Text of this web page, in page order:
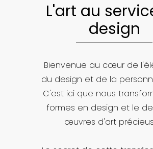
L'art au
design
Bienvenue au cœur de
du design et de la
C'est ici que nous
formes en design et le
œuvres d'art